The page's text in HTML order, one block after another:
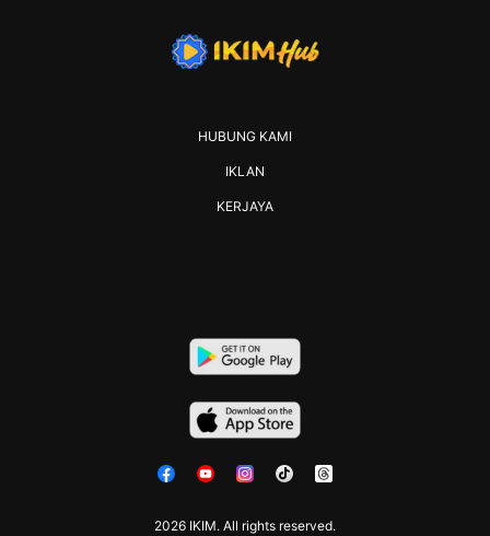
2026 IKIM. All rights reserved.
HUBUNG KAMI
IKLAN
KERJAYA